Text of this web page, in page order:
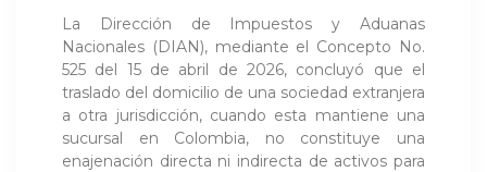
La Dirección de Impuestos y Aduanas
Nacionales (DIAN), mediante el Concepto No.
525 del 15 de abril de 2026, concluyó que el
traslado del domicilio de una sociedad extranjera
a otra jurisdicción, cuando esta mantiene una
sucursal en Colombia, no constituye una
enajenación directa ni indirecta de activos para